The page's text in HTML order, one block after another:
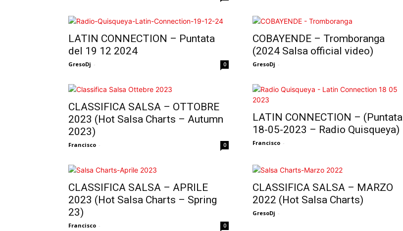
LATIN CONNECTION – Puntata
del 19 12 2024
GresoDj - 0
COBAYENDE – Tromboranga
(2024 Salsa official video)
GresoDj -
CLASSIFICA SALSA – OTTOBRE
2023 (Hot Salsa Charts – Autumn
2023)
Francisco - 0
LATIN CONNECTION – (Puntata
18-05-2023 – Radio Quisqueya)
Francisco -
CLASSIFICA SALSA – APRILE
2023 (Hot Salsa Charts – Spring
23)
Francisco - 0
CLASSIFICA SALSA – MARZO
2022 (Hot Salsa Charts)
GresoDj -